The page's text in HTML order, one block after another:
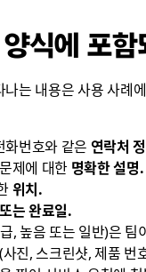
식에 포함
는 내용은 사용 사례
화번호와 같은 연락처
제에 대한 명확한 설명.
위치.
는 완료일.
, 높음 또는 일반)은 팀
진, 스크린샷, 제품 번